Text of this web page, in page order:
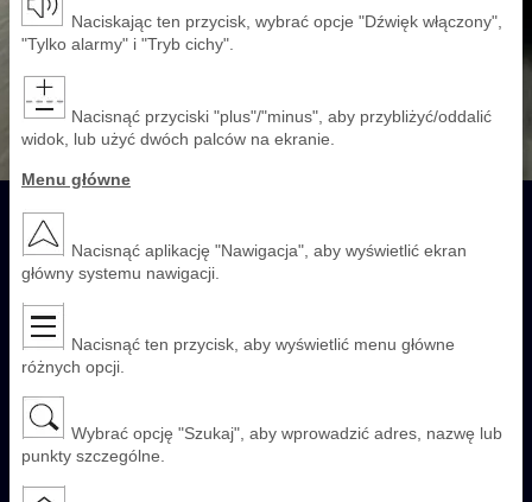
Naciskając ten przycisk, wybrać opcje "Dźwięk włączony",
"Tylko alarmy" i "Tryb cichy".
Nacisnąć przyciski "plus"/"minus", aby przybliżyć/oddalić
widok, lub użyć dwóch palców na ekranie.
Menu główne
Nacisnąć aplikację "Nawigacja", aby wyświetlić ekran
główny systemu nawigacji.
Nacisnąć ten przycisk, aby wyświetlić menu główne
różnych opcji.
Wybrać opcję "Szukaj", aby wprowadzić adres, nazwę lub
punkty szczególne.